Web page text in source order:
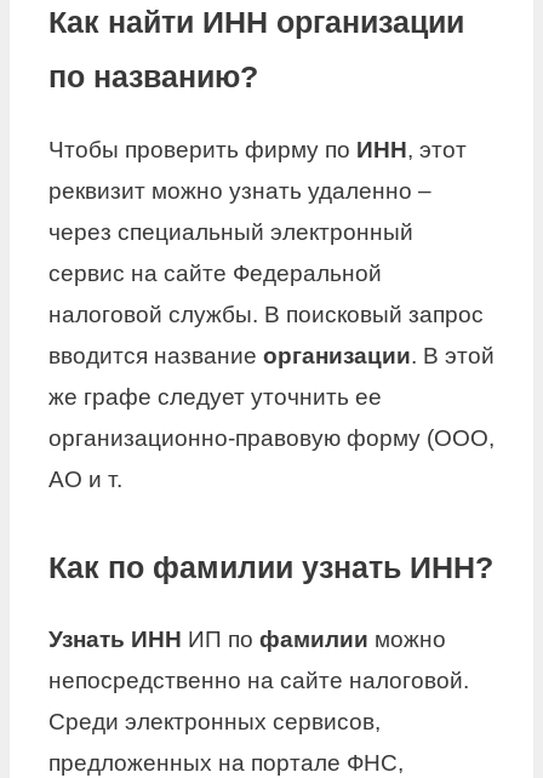
Как найти ИНН организации
по названию?
Чтобы проверить фирму по ИНН, этот
реквизит можно узнать удаленно –
через специальный электронный
сервис на сайте Федеральной
налоговой службы. В поисковый запрос
вводится название организации. В этой
же графе следует уточнить ее
организационно-правовую форму (ООО,
АО и т.
Как по фамилии узнать ИНН?
Узнать ИНН ИП по фамилии можно
непосредственно на сайте налоговой.
Среди электронных сервисов,
предложенных на портале ФНС,